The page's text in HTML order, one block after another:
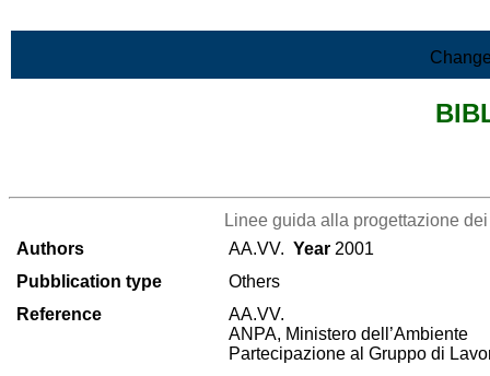
Linee guida alla progettazione
Authors
AA.VV. Year 2001
Pubblication type
Others
Reference
AA.VV.
ANPA, Ministero dell’Ambiente
Partecipazione al Gruppo di